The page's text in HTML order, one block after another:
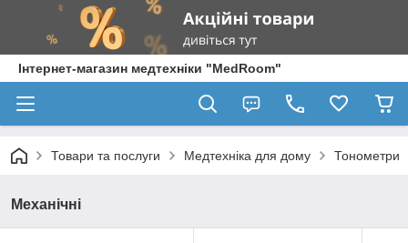
Інтернет-магазин медтехніки "MedRoom"
Товари та послуги Медтехніка для дому Тонометри
Механічні